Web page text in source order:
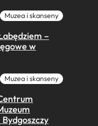
Muzea i skanseny
–
w
Muzea i skanseny